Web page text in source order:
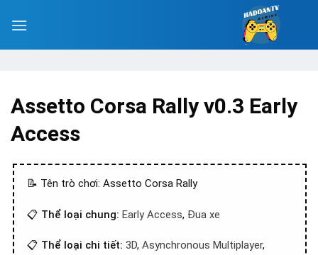
Assetto Corsa Rally v0.3 Early
Access
📝 Tên trò chơi: Assetto Corsa Rally
📋 Thể loại chung: Early Access, Đua xe
📋 Thể loại chi tiết: 3D, Asynchronous Multiplayer,